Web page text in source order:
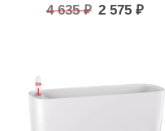
4 635₽ 2 575₽